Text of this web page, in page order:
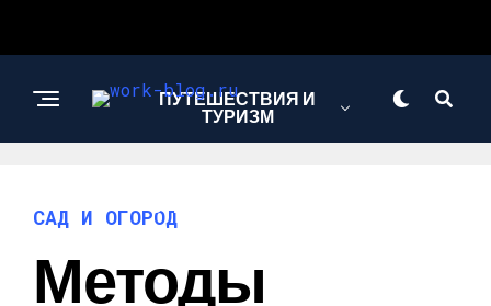
ПУТЕШЕСТВИЯ И
ТУРИЗМ
СТРОИТЕЛЬСТВО И
САД И ОГОРОД
Методы